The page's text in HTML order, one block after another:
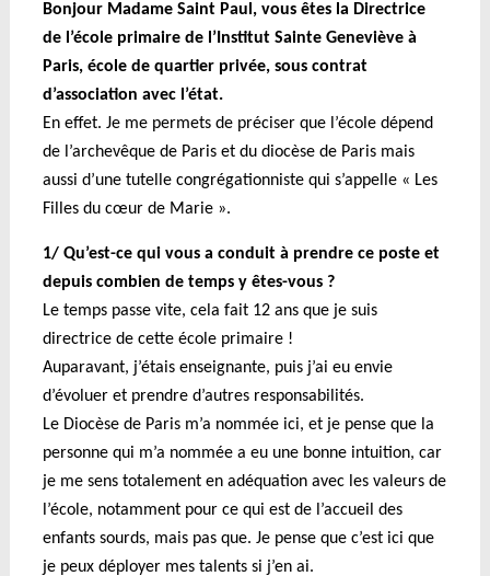
Bonjour Madame Saint Paul, vous êtes la Directrice
de l’école primaire de l’Institut Sainte Geneviève à
Paris, école de quartier privée, sous contrat
d’association avec l’état.
En effet. Je me permets de préciser que l’école dépend
de l’archevêque de Paris et du diocèse de Paris mais
aussi d’une tutelle congrégationniste qui s’appelle « Les
Filles du cœur de Marie ».
1/ Qu’est-ce qui vous a conduit à prendre ce poste et
depuis combien de temps y êtes-vous ?
Le temps passe vite, cela fait 12 ans que je suis
directrice de cette école primaire !
Auparavant, j’étais enseignante, puis j’ai eu envie
d’évoluer et prendre d’autres responsabilités.
Le Diocèse de Paris m’a nommée ici, et je pense que la
personne qui m’a nommée a eu une bonne intuition, car
je me sens totalement en adéquation avec les valeurs de
l’école, notamment pour ce qui est de l’accueil des
enfants sourds, mais pas que. Je pense que c’est ici que
je peux déployer mes talents si j’en ai.